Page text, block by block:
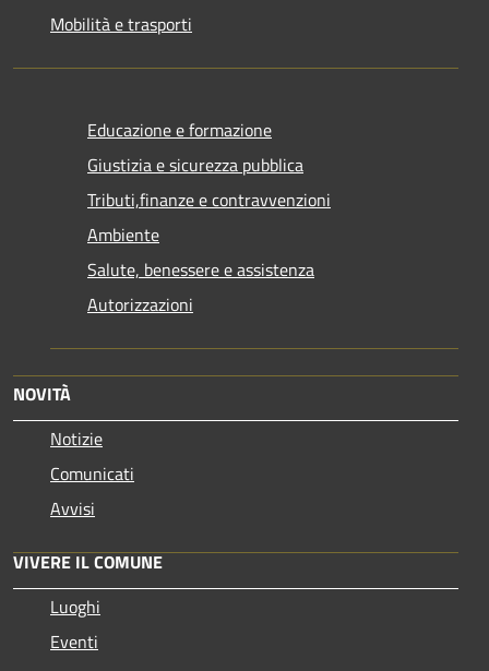
Mobilità e trasporti
Educazione e formazione
Giustizia e sicurezza pubblica
Tributi,finanze e contravvenzioni
Ambiente
Salute, benessere e assistenza
Autorizzazioni
NOVITÀ
Notizie
Comunicati
Avvisi
VIVERE IL COMUNE
Luoghi
Eventi